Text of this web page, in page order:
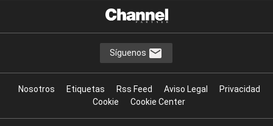
Síguenos
Nosotros Etiquetas Rss Feed Aviso Legal
Privacidad
Cookie
Cookie Center